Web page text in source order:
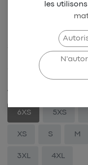
BCD
SKU-BCD-0040
39,00
6XS 5XS
XS S M
3XL 4XL
les